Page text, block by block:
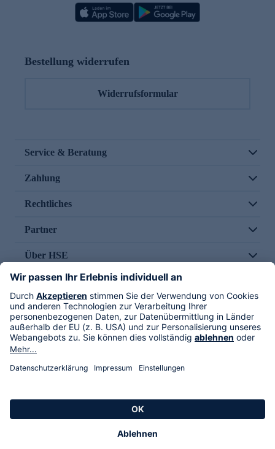
Bestellung widerrufen
Widerrufsformular
Service & Beratung
Zahlung
Rechtliches
Partner
Über HSE
Im TV
HSE International